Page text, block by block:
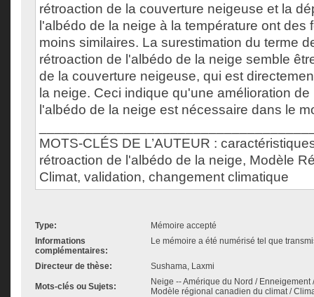
rétroaction de la couverture neigeuse et la
l'albédo de la neige à la température ont des
moins similaires. La surestimation du terme
rétroaction de l'albédo de la neige semble
de la couverture neigeuse, qui est
la neige. Ceci indique qu'une amélioration
l'albédo de la neige est nécessaire dans le
MOTS-CLÉS DE L’AUTEUR :
rétroaction de l'albédo de la neige, Modèle
Climat, validation, changement climatique
Type:
Mémoire accepté
Informations
complémentaires:
Le mémoire a été numérisé tel que
Directeur de thèse: Sushama, Laxmi
Mots-clés ou Sujets:
Neige -- Amérique du Nord /
Modèle régional canadien du climat /